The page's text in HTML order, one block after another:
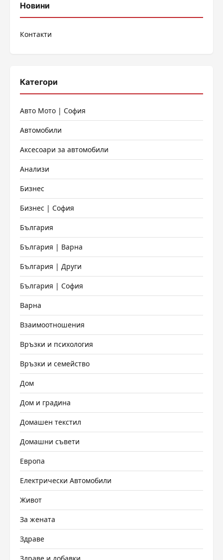
Новини
Контакти
Категори
Авто Мото | София
Автомобили
Аксесоари за автомобили
Анализи
Бизнес
Бизнес | София
България
България | Варна
България | Други
България | София
Варна
Взаимоотношения
Връзки и психология
Връзки и семейство
Дом
Дом и градина
Домашен текстил
Домашни съвети
Европа
Електрически Автомобили
Живот
За жената
Здраве